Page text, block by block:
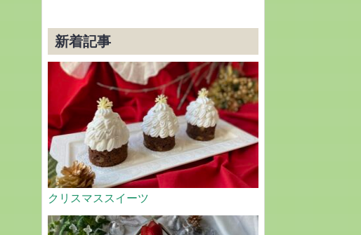
新着記事
クリスマススイーツ